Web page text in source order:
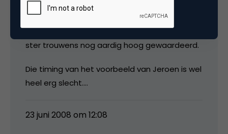
misser kan spreken, alhoewel een aantal
fouten hierboven natuurlijk eigenlijk niet
kunnen. Die viral van Wehkamp wordt met 4,5
ster trouwens nog aardig hoog gewaardeerd.
Die timing van het voorbeeld van Jeroen is wel
heel erg slecht….
23 juni 2008 om 12:08